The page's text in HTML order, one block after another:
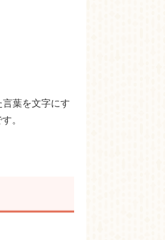
葉を文字にす
。